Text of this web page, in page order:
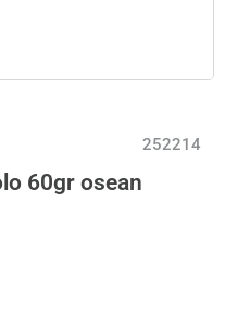
252214
60gr osean